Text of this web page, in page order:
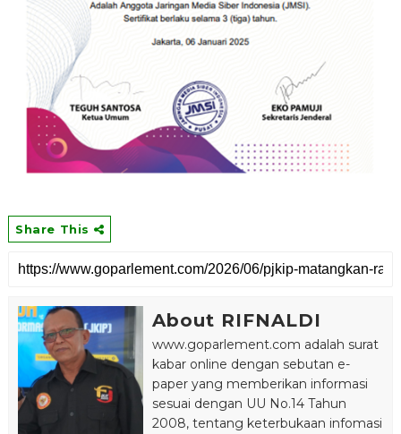
Share This
About RIFNALDI
www.goparlement.com adalah surat
kabar online dengan sebutan e-
paper yang memberikan informasi
sesuai dengan UU No.14 Tahun
2008, tentang keterbukaan infomasi